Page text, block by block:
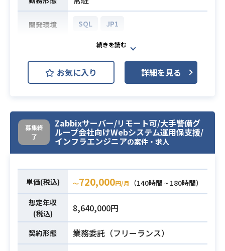
ップを求めている方にもお勧めしま
す）
必須スキル
・JP1の運用経験が1年以上ある方
- 現行利用するJP1に新しいバッチ
をどのように組み込むかを判断でき
る方
があるかた
開発環境 SQL JP1
業務内容
金融機関向けバッチ系設計開発支援
作業における、製造～テストまでの
工程をおねがいいたします。
常駐での案件となります。
・ShellやSQL、バッチ側の開発経験
・JP1の経験
お気に入り 詳細を見る
募集終
了
Zabbixサーバー/リモート可/大手警備グ
ループ会社向けWebシステム運用保支援/
インフラエンジニアの案件・求人
単価(税込) 〜720,000円/月
（140時間 ~ 180時間）
想定年収
(税込)
8,640,000円
契約形態 業務委託（フリーランス）